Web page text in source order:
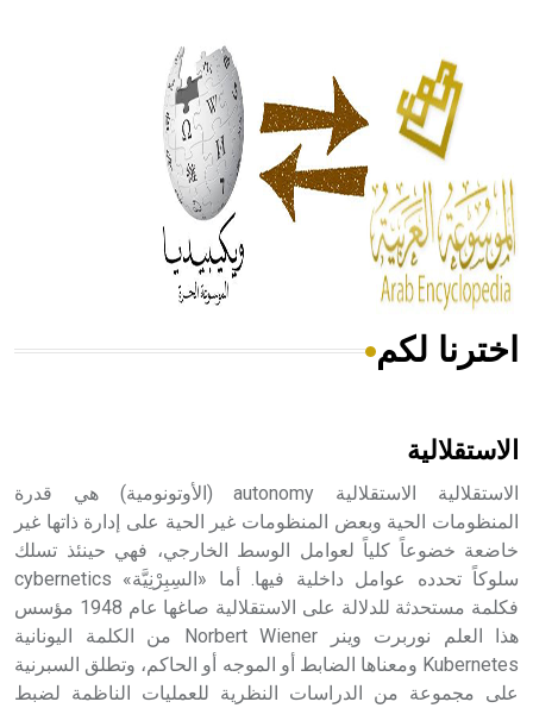
الحكم، الأدلة، تنظيم التغذية، ورسالته في جروح الرأس. ويعود
له الفضل بأنه حرر الطب من الدين والفلسفة.
- هل تعلم أن المرجان إفراز حيواني يتكون في البحر ويتركب
من مادة كربونات الكلسيوم، وهو أحمر أو شديد الحمرة وهو
أجود أنواعه، ويمتاز بكبر الحجم ويسمى الش
هل تعلم أن الأبسيد كلمة فرنسية اللفظ تم اعتمادها مصطلحاً
- هل تعلم أن أبجر Abgar اسم معروف جيداً يعود إلى عدد من
الملوك الذين حكموا مدينة إديسا (الرها) من أبجر الأول وحتى
التاسع، وهم ينتسبون إلى أسرة أوسروين
اخترنا لكم
الاستقلالية
الاستقلالية الاستقلالية autonomy (الأوتونومية) هي قدرة
المنظومات الحية وبعض المنظومات غير الحية على إدارة ذاتها غير
خاضعة خضوعاً كلياً لعوامل الوسط الخارجي، فهي حينئذ تسلك
سلوكاً تحدده عوامل داخلية فيها. أما «السِبِرْنِيَّة» cybernetics
فكلمة مستحدثة للدلالة على الاستقلالية صاغها عام 1948 مؤسس
هذا العلم نوربرت وينر Norbert Wiener من الكلمة اليونانية
Kubernetes ومعناها الضابط أو الموجه أو الحاكم، وتطلق السبرنية
على مجموعة من الدراسات النظرية للعمليات الناظمة لضبط